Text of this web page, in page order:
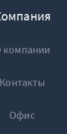
компании
Контакты
Офис